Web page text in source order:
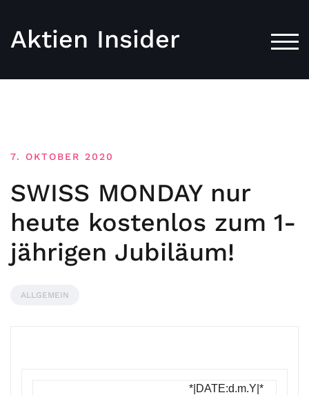
Aktien Insider
7. OKTOBER 2020
SWISS MONDAY nur
heute kostenlos zum 1-
jährigen Jubiläum!
ALLGEMEIN
*|DATE:d.m.Y|*